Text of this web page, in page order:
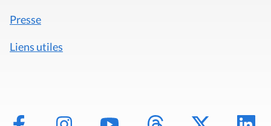
Presse
Liens utiles